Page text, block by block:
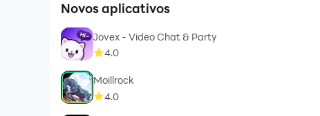
Novos aplicativos
Jovex - Video Chat & Party
4.0
Moillrock
4.0